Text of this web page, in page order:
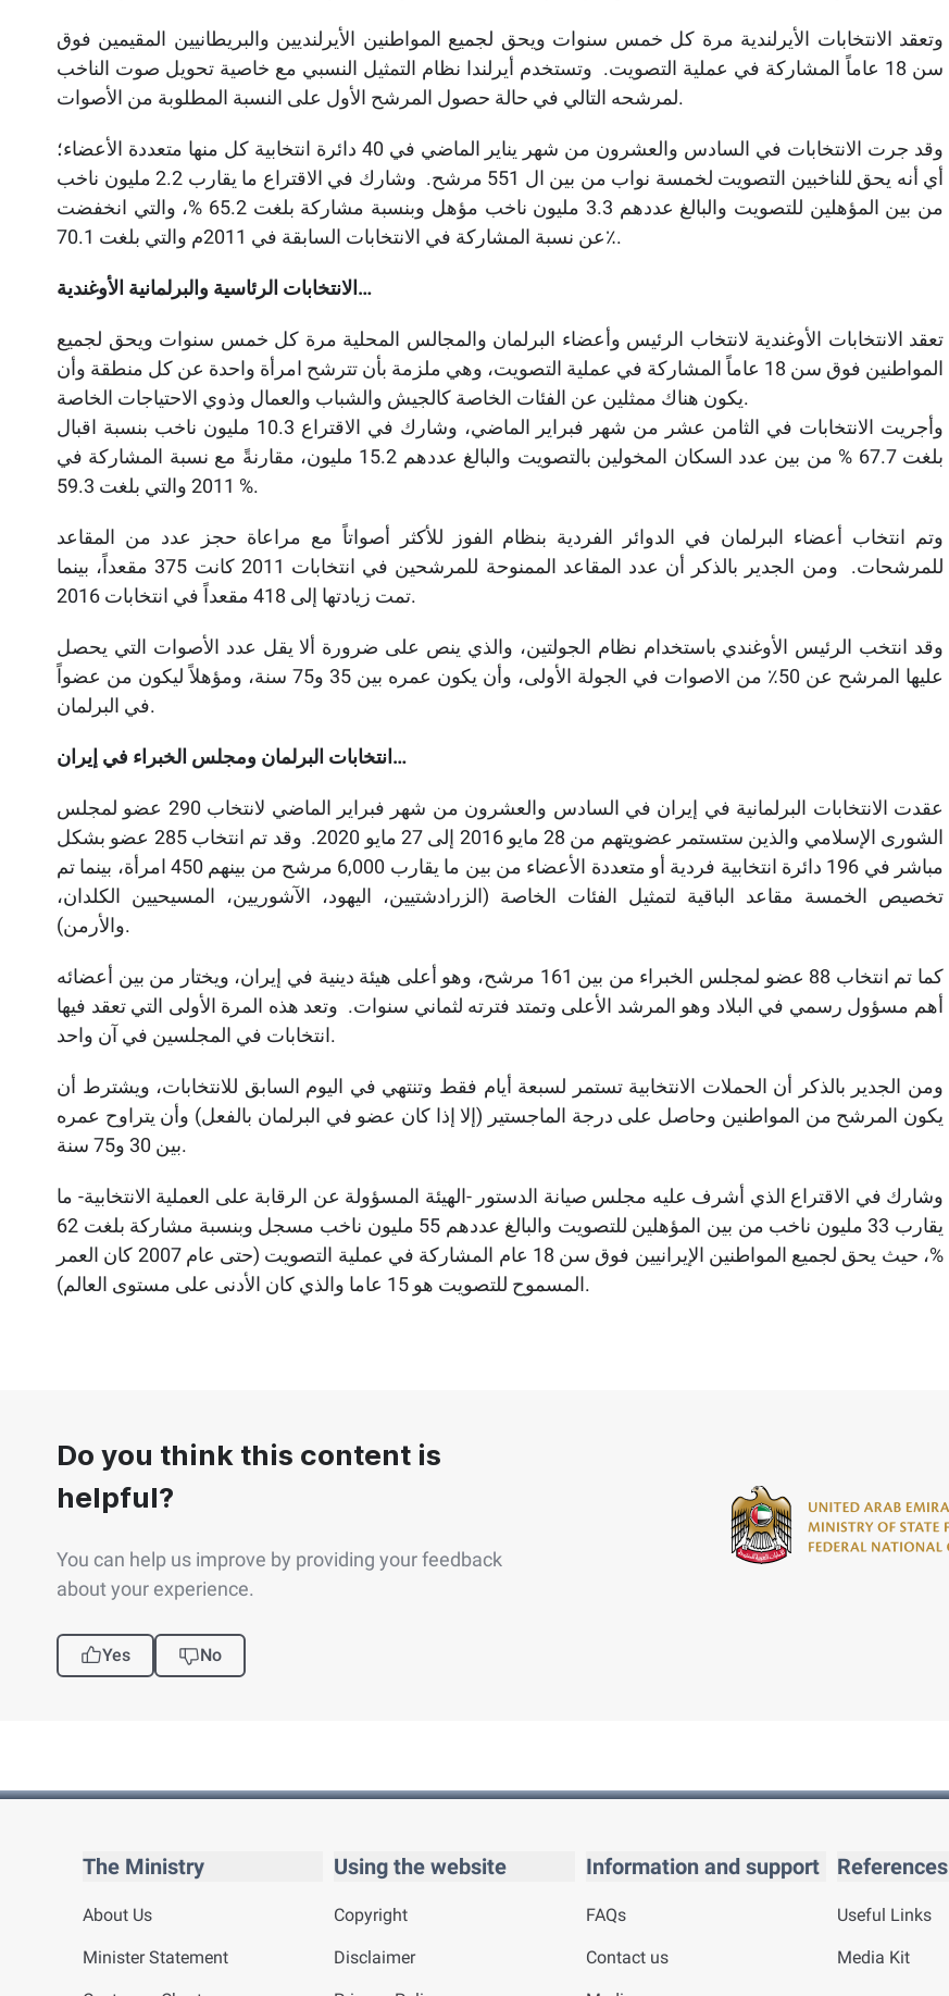
وتعقد الانتخابات الأيرلندية مرة كل خمس سنوات ويحق لجميع المواطنين الأيرلنديين والبريطانيين المقيمين فوق
سن 18 عاماً المشاركة في عملية التصويت. وتستخدم أيرلندا نظام التمثيل النسبي مع خاصية تحويل صوت الناخب
لمرشحه التالي في حالة حصول المرشح الأول على النسبة المطلوبة من الأصوات.
وقد جرت الانتخابات في السادس والعشرون من شهر يناير الماضي في 40 دائرة انتخابية كل منها متعددة الأعضاء؛
أي أنه يحق للناخبين التصويت لخمسة نواب من بين ال 551 مرشح. وشارك في الاقتراع ما يقارب 2.2 مليون ناخب
من بين المؤهلين للتصويت والبالغ عددهم 3.3 مليون ناخب مؤهل وبنسبة مشاركة بلغت 65.2 %، والتي انخفضت
عن نسبة المشاركة في الانتخابات السابقة في 2011م والتي بلغت 70.1٪.
الانتخابات الرئاسية والبرلمانية الأوغندية …
تعقد الانتخابات الأوغندية لانتخاب الرئيس وأعضاء البرلمان والمجالس المحلية مرة كل خمس سنوات ويحق لجميع
المواطنين فوق سن 18 عاماً المشاركة في عملية التصويت، وهي ملزمة بأن تترشح امرأة واحدة عن كل منطقة وأن
يكون هناك ممثلين عن الفئات الخاصة كالجيش والشباب والعمال وذوي الاحتياجات الخاصة.
وأجريت الانتخابات في الثامن عشر من شهر فبراير الماضي، وشارك في الاقتراع 10.3 مليون ناخب بنسبة اقبال
بلغت 67.7 % من بين عدد السكان المخولين بالتصويت والبالغ عددهم 15.2 مليون، مقارنةً مع نسبة المشاركة في
2011 والتي بلغت 59.3 %.
وتم انتخاب أعضاء البرلمان في الدوائر الفردية بنظام الفوز للأكثر أصواتاً مع مراعاة حجز عدد من المقاعد
للمرشحات. ومن الجدير بالذكر أن عدد المقاعد الممنوحة للمرشحين في انتخابات 2011 كانت 375 مقعداً، بينما
تمت زيادتها إلى 418 مقعداً في انتخابات 2016.
وقد انتخب الرئيس الأوغندي باستخدام نظام الجولتين، والذي ينص على ضرورة ألا يقل عدد الأصوات التي يحصل
عليها المرشح عن 50٪ من الاصوات في الجولة الأولى، وأن يكون عمره بين 35 و75 سنة، ومؤهلاً ليكون من عضواً
في البرلمان.
انتخابات البرلمان ومجلس الخبراء في إيران…
عقدت الانتخابات البرلمانية في إيران في السادس والعشرون من شهر فبراير الماضي لانتخاب 290 عضو لمجلس
الشورى الإسلامي والذين ستستمر عضويتهم من 28 مايو 2016 إلى 27 مايو 2020. وقد تم انتخاب 285 عضو بشكل
مباشر في 196 دائرة انتخابية فردية أو متعددة الأعضاء من بين ما يقارب 6,000 مرشح من بينهم 450 امرأة، بينما تم
تخصيص الخمسة مقاعد الباقية لتمثيل الفئات الخاصة (الزرادشتيين، اليهود، الآشوريين، المسيحيين الكلدان،
والأرمن).
كما تم انتخاب 88 عضو لمجلس الخبراء من بين 161 مرشح، وهو أعلى هيئة دينية في إيران، ويختار من بين أعضائه
أهم مسؤول رسمي في البلاد وهو المرشد الأعلى وتمتد فترته لثماني سنوات. وتعد هذه المرة الأولى التي تعقد فيها
انتخابات في المجلسين في آن واحد.
ومن الجدير بالذكر أن الحملات الانتخابية تستمر لسبعة أيام فقط وتنتهي في اليوم السابق للانتخابات، ويشترط أن
يكون المرشح من المواطنين وحاصل على درجة الماجستير (إلا إذا كان عضو في البرلمان بالفعل) وأن يتراوح عمره
بين 30 و75 سنة.
وشارك في الاقتراع الذي أشرف عليه مجلس صيانة الدستور -الهيئة المسؤولة عن الرقابة على العملية الانتخابية- ما
يقارب 33 مليون ناخب من بين المؤهلين للتصويت والبالغ عددهم 55 مليون ناخب مسجل وبنسبة مشاركة بلغت 62
%، حيث يحق لجميع المواطنين الإيرانيين فوق سن 18 عام المشاركة في عملية التصويت (حتى عام 2007 كان العمر
المسموح للتصويت هو 15 عاما والذي كان الأدنى على مستوى العالم).
Do you think this content is
helpful?
You can help us improve by providing your feedback
about your experience.
Yes No
The Ministry
About Us
Minister Statement
Using the website
Copyright
Disclaimer
Information and support
FAQs
Contact us
References
Useful Links
Media Kit